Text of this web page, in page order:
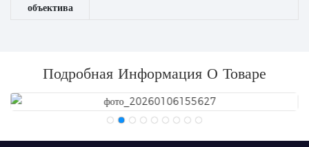
объектива
Подробная Информация О Товаре